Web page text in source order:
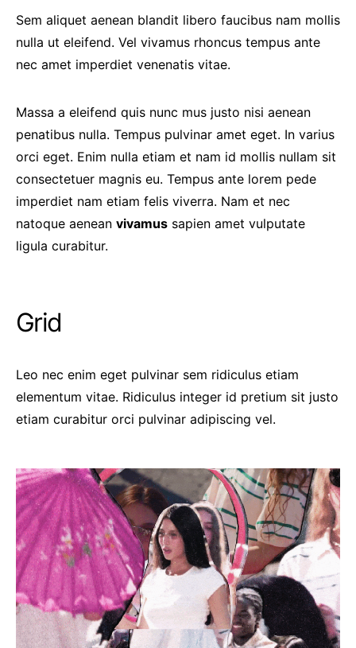
Sem aliquet aenean blandit libero faucibus nam mollis
nulla ut eleifend. Vel vivamus rhoncus tempus ante
nec amet imperdiet venenatis vitae.
Massa a eleifend quis nunc mus justo nisi aenean
penatibus nulla. Tempus pulvinar amet eget. In varius
orci eget. Enim nulla etiam et nam id mollis nullam sit
consectetuer magnis eu. Tempus ante lorem pede
imperdiet nam etiam felis viverra. Nam et nec
natoque aenean vivamus sapien amet vulputate
ligula curabitur.
Grid
Leo nec enim eget pulvinar sem ridiculus etiam
elementum vitae. Ridiculus integer id pretium sit justo
etiam curabitur orci pulvinar adipiscing vel.